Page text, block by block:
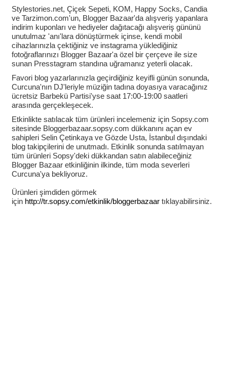
Stylestories.net, Çiçek Sepeti, KOM, Happy Socks, Candia
ve Tarzimon.com'un, Blogger Bazaar'da alışveriş yapanlara
indirim kuponları ve hediyeler dağıtacağı alışveriş gününü
unutulmaz 'anı'lara dönüştürmek içinse, kendi mobil
cihazlarınızla çektiğiniz ve instagrama yüklediğiniz
fotoğraflarınızı Blogger Bazaar'a özel bir çerçeve ile size
sunan Presstagram standına uğramanız yeterli olacak.
Favori blog yazarlarınızla geçirdiğiniz keyifli günün sonunda,
Curcuna'nın DJ'leriyle müziğin tadına doyasıya varacağınız
ücretsiz Barbekü Partisi'yse saat 17:00-19:00 saatleri
arasında gerçekleşecek.
Etkinlikte satılacak tüm ürünleri incelemeniz için Sopsy.com
sitesinde Bloggerbazaar.sopsy.com dükkanını açan ev
sahipleri Selin Çetinkaya ve Gözde Usta, İstanbul dışındaki
blog takipçilerini de unutmadı. Etkinlik sonunda satılmayan
tüm ürünleri Sopsy'deki dükkandan satın alabileceğiniz
Blogger Bazaar etkinliğinin ilkinde, tüm moda severleri
Curcuna'ya bekliyoruz.
Ürünleri şimdiden görmek
için http://tr.sopsy.com/etkinlik/bloggerbazaar tıklayabilirsiniz.